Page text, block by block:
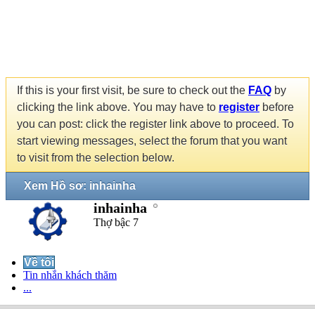
If this is your first visit, be sure to check out the FAQ by
clicking the link above. You may have to register before
you can post: click the register link above to proceed. To
start viewing messages, select the forum that you want
to visit from the selection below.
Xem Hồ sơ: inhainha
inhainha
Thợ bậc 7
Về tôi
Tin nhắn khách thăm
...